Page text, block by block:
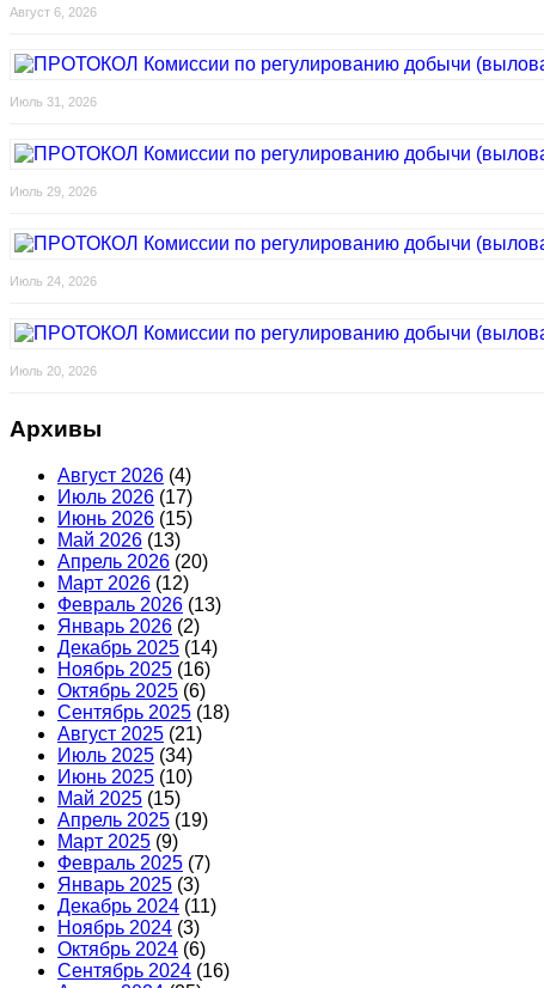
Август 6, 2026
Июль 31, 2026
Июль 29, 2026
Июль 24, 2026
Июль 20, 2026
Архивы
Август 2026 (4)
Июль 2026 (17)
Июнь 2026 (15)
Май 2026 (13)
Апрель 2026 (20)
Март 2026 (12)
Февраль 2026 (13)
Январь 2026 (2)
Декабрь 2025 (14)
Ноябрь 2025 (16)
Октябрь 2025 (6)
Сентябрь 2025 (18)
Август 2025 (21)
Июль 2025 (34)
Июнь 2025 (10)
Май 2025 (15)
Апрель 2025 (19)
Март 2025 (9)
Февраль 2025 (7)
Январь 2025 (3)
Декабрь 2024 (11)
Ноябрь 2024 (3)
Октябрь 2024 (6)
Сентябрь 2024 (16)